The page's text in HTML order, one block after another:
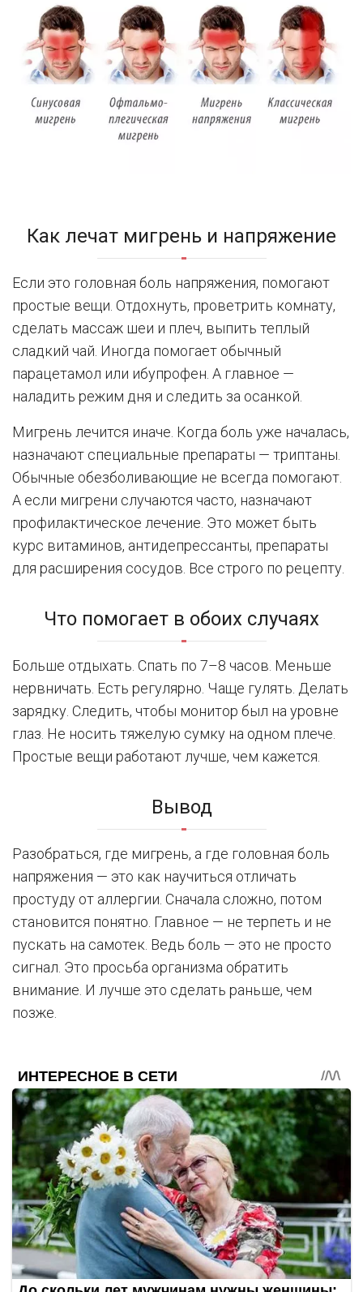
Как лечат мигрень и напряжение
Если это головная боль напряжения, помогают
простые вещи. Отдохнуть, проветрить комнату,
сделать массаж шеи и плеч, выпить теплый
сладкий чай. Иногда помогает обычный
парацетамол или ибупрофен. А главное —
наладить режим дня и следить за осанкой.
Мигрень лечится иначе. Когда боль уже началась,
назначают специальные препараты — триптаны.
Обычные обезболивающие не всегда помогают.
А если мигрени случаются часто, назначают
профилактическое лечение. Это может быть
курс витаминов, антидепрессанты, препараты
для расширения сосудов. Все строго по рецепту.
Что помогает в обоих случаях
Больше отдыхать. Спать по 7–8 часов. Меньше
нервничать. Есть регулярно. Чаще гулять. Делать
зарядку. Следить, чтобы монитор был на уровне
глаз. Не носить тяжелую сумку на одном плече.
Простые вещи работают лучше, чем кажется.
Вывод
Разобраться, где мигрень, а где головная боль
напряжения — это как научиться отличать
простуду от аллергии. Сначала сложно, потом
становится понятно. Главное — не терпеть и не
пускать на самотек. Ведь боль — это не просто
сигнал. Это просьба организма обратить
внимание. И лучше это сделать раньше, чем
позже.